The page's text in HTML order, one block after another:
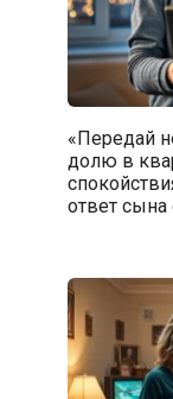
«Передай
долю в
ответ